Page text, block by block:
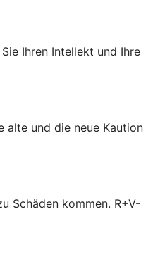
Ihren Intellekt und Ihre
alte und die neue Kaution
Schäden kommen. R+V-